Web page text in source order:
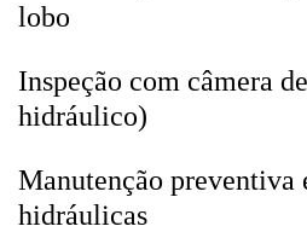
lobo
Inspeção com câmera
hidráulico)
Manutenção preventiva
hidráulicas